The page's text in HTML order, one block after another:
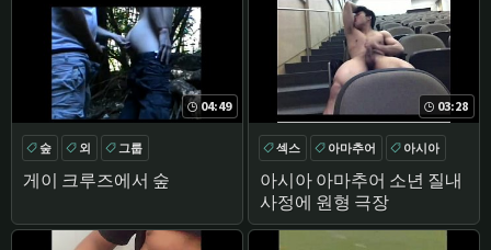
04:49
게이 크루즈에서 숲
숲 외
그룹
GROUPSEX
03:28
아시아 아마추어 소년 질내
사정에 원형 극장
섹스 아마추어
아시아
공개